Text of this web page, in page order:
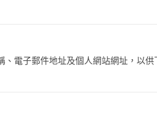
、電子郵件地址及個人網站網址，以供